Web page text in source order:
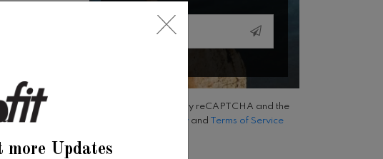
Kaki
This site is protected by reCAPTCHA and the
Privacy Policy and
Terms of Service
more Updates